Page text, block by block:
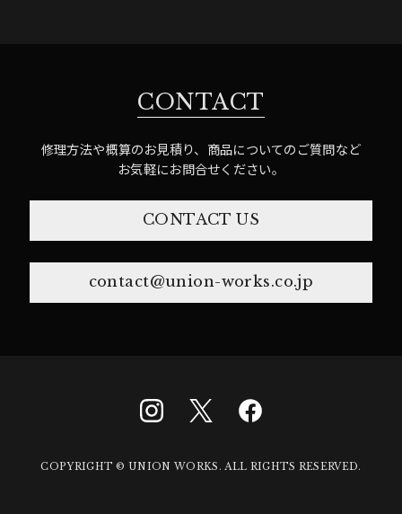
CONTACT
修理方法や概算のお見積り、商品についてのご質問など
お気軽にお問合せください。
CONTACT US
contact@union-works.co.jp
COPYRIGHT © UNION WORKS. ALL RIGHTS RESERVED.